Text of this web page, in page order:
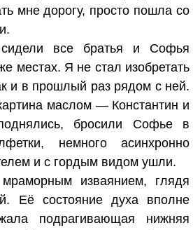
мне дорогу, просто пошла со
все братья и Софья
местах. Я не стал изобретать
и в прошлый раз рядом с ней.
маслом — Константин и
бросили Софье в
немного асинхронно
и с гордым видом ушли.
изваянием, глядя
Её состояние духа вполне
подрагивающая нижняя